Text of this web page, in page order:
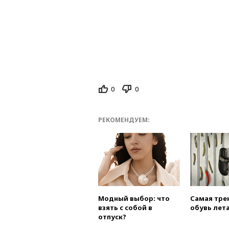
0 0
РЕКОМЕНДУЕМ:
Модный выбор: что
взять с собой в
отпуск?
Самая
обувь